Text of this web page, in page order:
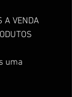
A VENDA
uma